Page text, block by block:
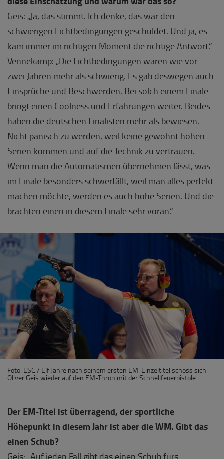
Geis: „Ja, das stimmt. Ich denke, das war den
schwierigen Lichtbedingungen geschuldet. Und ja, es
kam immer im richtigen Moment die richtige Antwort.“
Vennekamp: „Die Lichtbedingungen waren wie vor
zwei Jahren mehr als schwierig. Es gab deswegen auch
Einsprüche und Beschwerden. Bei solch einem Finale
bringt einen Coolness und Erfahrungen weiter. Beides
haben die deutschen Finalisten mehr als bewiesen.
Nicht panisch zu werden, weil keine gewohnt hohen
Serien kommen und auf die Technik zu vertrauen.
Wenn man die Automatismen übernehmen lässt, was
im Finale besonders schwerfällt, weil man alles perfekt
machen möchte, werden es auch hohe Serien. Und die
brachten einen in diesem Finale sehr voran.“
Foto: ESC / Elf Jahre nach seinem ersten EM-Einzeltitel schoss sich
Oliver Geis wieder auf den EM-Thron mit der Schnellfeuerpistole.
Der EM-Titel ist überragend, der sportliche
Höhepunkt in diesem Jahr ist aber die WM. Gibt das
einen Schub?